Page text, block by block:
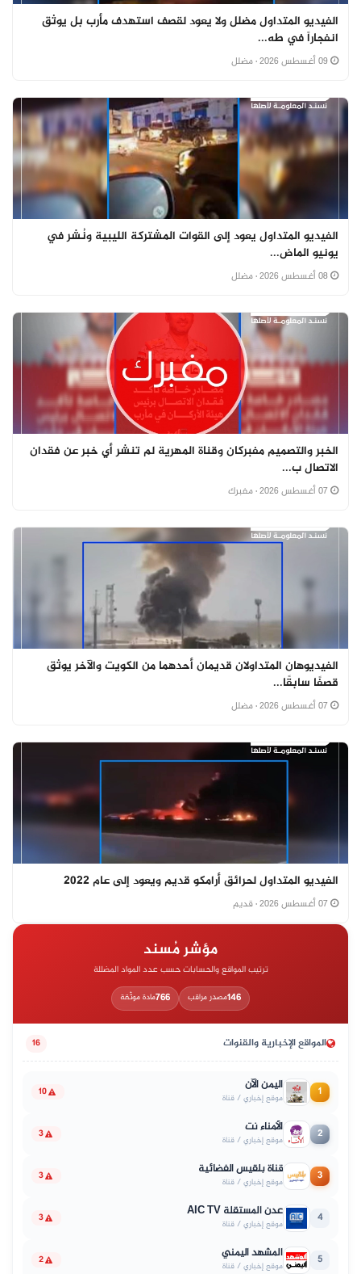
الفيديو المتداول مضلل ولا يعود لقصف استهدف مأرب بل يوثق
انفجاراً في طه...
· مضلل
الفيديو المتداول يعود إلى القوات المشتركة الليبية ونُشر في
يونيو الماض...
· مضلل
الخبر والتصميم مفبركان وقناة المهرية لم تنشر أي خبر عن فقدان
الاتصال ب...
· مفبرك
الفيديوهان المتداولان قديمان أحدهما من الكويت والآخر يوثق
قصفًا سابقًا...
· مضلل
الفيديو المتداول لحرائق أرامكو قديم ويعود إلى عام 2022
· قديم
مؤشر مُسند
ترتيب المواقع والحسابات حسب عدد المواد المضللة
146مصدر مراقب 766مادة موثّقة
المواقع الإخبارية والقنوات 16
1 اليمن الآن
موقع إخباري / قناة 10
2 الأمناء نت
موقع إخباري / قناة 3
3 قناة بلقيس الفضائية
موقع إخباري / قناة 3
4 عدن المستقلة AIC TV
موقع إخباري / قناة 3
5 المشهد اليمني
موقع إخباري / قناة 2